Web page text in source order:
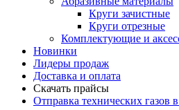
Круги зачистные
Круги отрезные
Комплектующие и
Новинки
Лидеры продаж
Доставка и оплата
Скачать прайсы
Отправка технических газов